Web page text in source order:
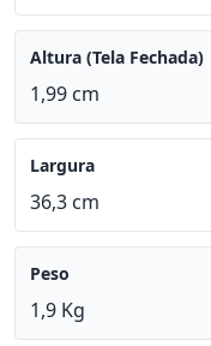
Altura (Tela Fechada)
1,99 cm
Largura
36,3 cm
Peso
1,9 Kg